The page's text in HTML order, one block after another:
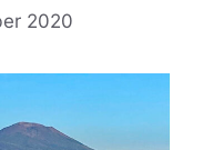
2020